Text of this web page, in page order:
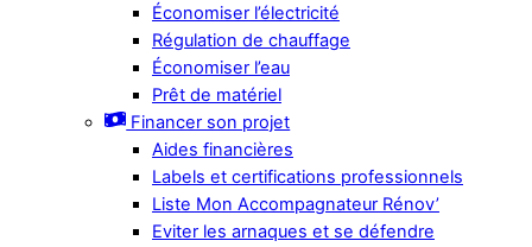
Économiser l’électricité
Régulation de chauffage
Économiser l’eau
Prêt de matériel
Financer son projet
Aides financières
Labels et certifications professionnels
Liste Mon Accompagnateur Rénov’
Eviter les arnaques et se défendre